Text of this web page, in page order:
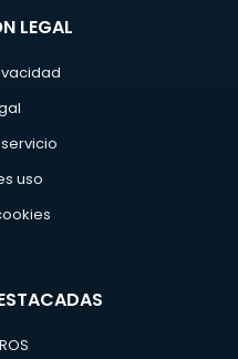
LEGAL
uso